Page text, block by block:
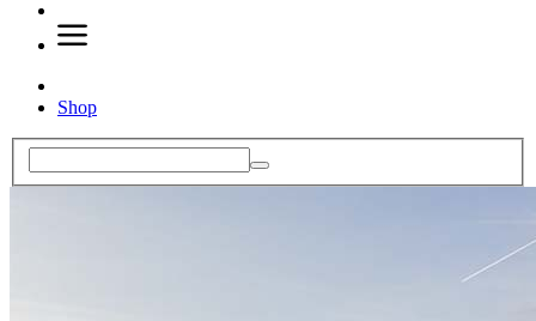
Shop